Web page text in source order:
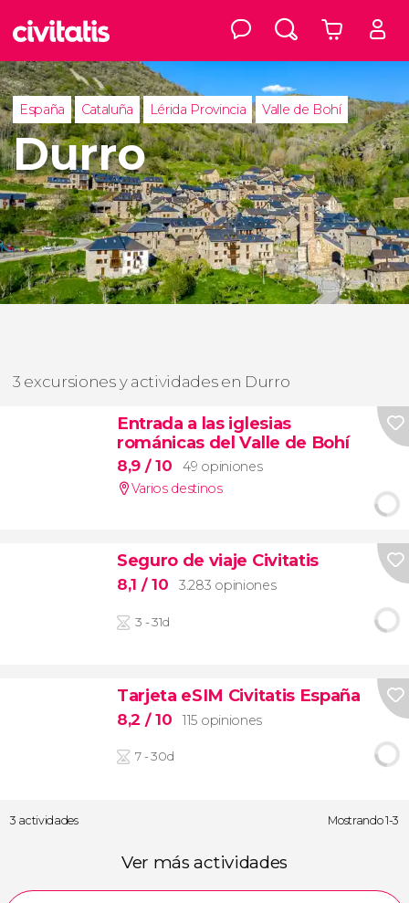
España Cataluña Lérida Provincia Valle de Bohí
Durro
3 excursiones y actividades en Durro
Entrada a las iglesias
románicas del Valle de Bohí
8,9 / 10
49 opiniones
Varios destinos
Seguro de viaje Civitatis
8,1 / 10 3.283 opiniones
3 - 31d
Tarjeta eSIM Civitatis España
8,2 / 10 115 opiniones
7 - 30d
3 actividades Mostrando 1-3
Ver más actividades